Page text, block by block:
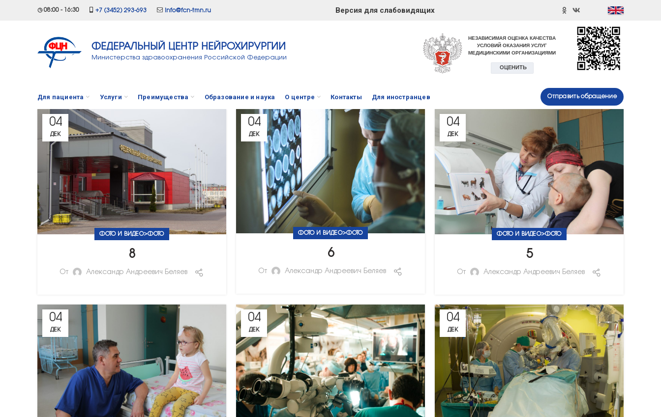
◷ 08:00 - 16:30 +7 (3452) 293-693 info@fcn-tmn.ru Версия для слабовидящих
ФЕДЕРАЛЬНЫЙ ЦЕНТР НЕЙРОХИРУРГИИ
Министерства здравоохранения Российской Федерации
Для пациента Услуги Преимущества Образование и наука О центре Контакты Для иностранцев Отправить обращение
04
ДЕК
ФОТО И ВИДЕО>ФОТО
8
От Александр Андреевич Беляев
04
ДЕК
ФОТО И ВИДЕО>ФОТО
6
От Александр Андреевич Беляев
04
ДЕК
ФОТО И ВИДЕО>ФОТО
5
От Александр Андреевич Беляев
04
ДЕК
04
ДЕК
04
ДЕК